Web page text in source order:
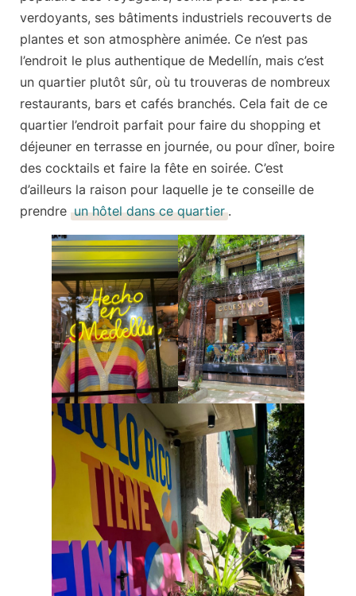
verdoyants, ses bâtiments industriels recouverts de
plantes et son atmosphère animée. Ce n’est pas
l’endroit le plus authentique de Medellín, mais c’est
un quartier plutôt sûr, où tu trouveras de nombreux
restaurants, bars et cafés branchés. Cela fait de ce
quartier l’endroit parfait pour faire du shopping et
déjeuner en terrasse en journée, ou pour dîner, boire
des cocktails et faire la fête en soirée. C’est
d’ailleurs la raison pour laquelle je te conseille de
prendre un hôtel dans ce quartier .